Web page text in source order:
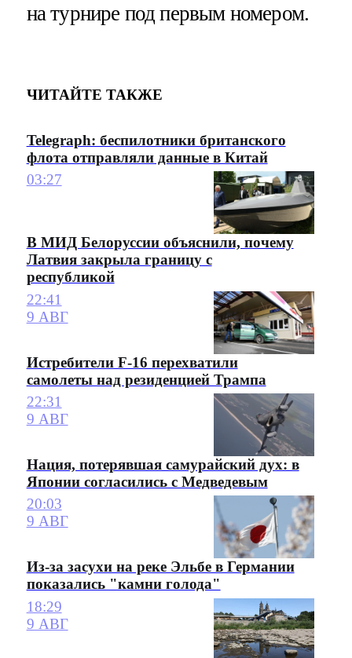
на турнире под первым номером.
ЧИТАЙТЕ ТАКЖЕ
Telegraph: беспилотники британского
флота отправляли данные в Китай
03:27
В МИД Белоруссии объяснили, почему
Латвия закрыла границу с
республикой
22:41
9 АВГ
Истребители F-16 перехватили
самолеты над резиденцией Трампа
22:31
9 АВГ
Нация, потерявшая самурайский дух: в
Японии согласились с Медведевым
20:03
9 АВГ
Из-за засухи на реке Эльбе в Германии
показались "камни голода"
18:29
9 АВГ